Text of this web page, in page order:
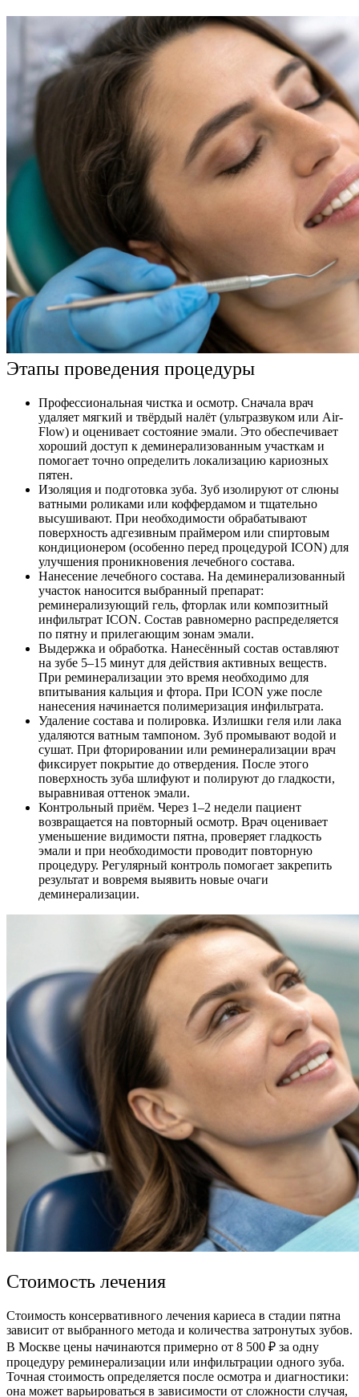
Этапы проведения процедуры
Профессиональная чистка и осмотр. Сначала врач
удаляет мягкий и твёрдый налёт (ультразвуком или Air-
Flow) и оценивает состояние эмали. Это обеспечивает
хороший доступ к деминерализованным участкам и
помогает точно определить локализацию кариозных
пятен.
Изоляция и подготовка зуба. Зуб изолируют от слюны
ватными роликами или коффердамом и тщательно
высушивают. При необходимости обрабатывают
поверхность адгезивным праймером или спиртовым
кондиционером (особенно перед процедурой ICON) для
улучшения проникновения лечебного состава.
Нанесение лечебного состава. На деминерализованный
участок наносится выбранный препарат:
реминерализующий гель, фторлак или композитный
инфильтрат ICON. Состав равномерно распределяется
по пятну и прилегающим зонам эмали.
Выдержка и обработка. Нанесённый состав оставляют
на зубе 5–15 минут для действия активных веществ.
При реминерализации это время необходимо для
впитывания кальция и фтора. При ICON уже после
нанесения начинается полимеризация инфильтрата.
Удаление состава и полировка. Излишки геля или лака
удаляются ватным тампоном. Зуб промывают водой и
сушат. При фторировании или реминерализации врач
фиксирует покрытие до отвердения. После этого
поверхность зуба шлифуют и полируют до гладкости,
выравнивая оттенок эмали.
Контрольный приём. Через 1–2 недели пациент
возвращается на повторный осмотр. Врач оценивает
уменьшение видимости пятна, проверяет гладкость
эмали и при необходимости проводит повторную
процедуру. Регулярный контроль помогает закрепить
результат и вовремя выявить новые очаги
деминерализации.
Стоимость лечения
Стоимость консервативного лечения кариеса в стадии пятна
зависит от выбранного метода и количества затронутых зубов.
В Москве цены начинаются примерно от 8 500 ₽ за одну
процедуру реминерализации или инфильтрации одного зуба.
Точная стоимость определяется после осмотра и диагностики:
она может варьироваться в зависимости от сложности случая,